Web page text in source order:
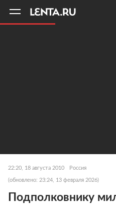
22:20, 18 августа 2010 Россия
(обновлено: 23:24, 13 февраля 2026)
Подполковнику